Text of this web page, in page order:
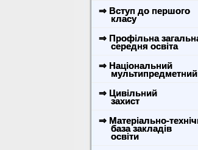
⇒ Вступ до першого
класу
⇒ Профільна
середня освіта
⇒ Національний
мультипредметний
⇒ Цивільний
захист
⇒ Матеріально-
база закладів
освіти